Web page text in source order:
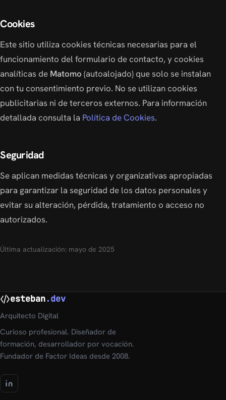
Cookies
Este sitio utiliza cookies técnicas necesarias para el
funcionamiento del formulario de contacto, y cookies
analíticas de Matomo (autoalojado) que solo se instalan
con tu consentimiento previo. No se utilizan cookies
publicitarias ni de terceros externos. Para información
detallada consulta la Política de Cookies.
Seguridad
Se aplican medidas técnicas y organizativas apropiadas
para garantizar la seguridad de los datos personales y
evitar su alteración, pérdida, tratamiento o acceso no
autorizados.
Última actualización: mayo de 2025
esteban.dev
Arquitecto Digital
Curioso profesional. Diseñador de
formación, desarrollador por vocación.
Fundador de Factor Ideas desde 2008.